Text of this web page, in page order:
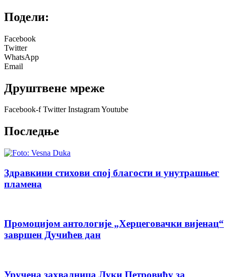
Подели:
Facebook
Twitter
WhatsApp
Email
Друштвене мреже
Facebook-f Twitter InstagramYoutube
Последње
Здравкини стихови спој благости и унутрашњег
пламена
Промоцијом антологије „Херцеговачки вијенац“
завршен Дучићев дан
Уручена захвалница Луки Петровићу за